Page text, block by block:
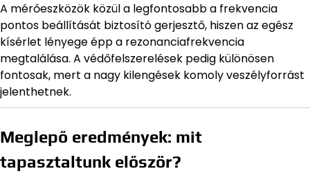
A mérőeszközök közül a legfontosabb a frekvencia
pontos beállítását biztosító gerjesztő, hiszen az egész
kísérlet lényege épp a rezonanciafrekvencia
megtalálása. A védőfelszerelések pedig különösen
fontosak, mert a nagy kilengések komoly veszélyforrást
jelenthetnek.
Meglepő eredmények: mit
tapasztaltunk először?